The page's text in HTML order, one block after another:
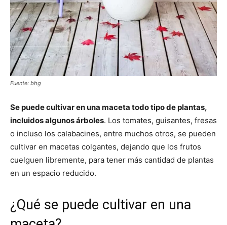
Fuente: bhg
Se puede cultivar en una maceta todo tipo de plantas,
incluidos algunos árboles. Los tomates, guisantes, fresas
o incluso los calabacines, entre muchos otros, se pueden
cultivar en macetas colgantes, dejando que los frutos
cuelguen libremente, para tener más cantidad de plantas
en un espacio reducido.
¿Qué se puede cultivar en una